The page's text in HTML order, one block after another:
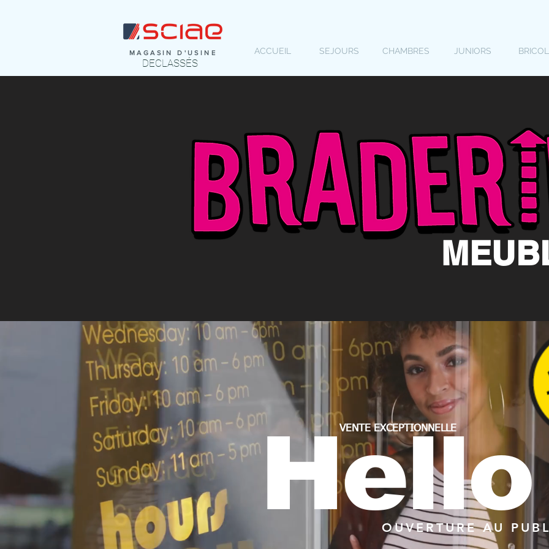
MAGASIN D'USINE
DECLASSÉS
ACCUEIL SEJOURS CHAMBRES JUNIORS
Hello
OUVERTURE AU
VENTE EXCEPTIONNELLE